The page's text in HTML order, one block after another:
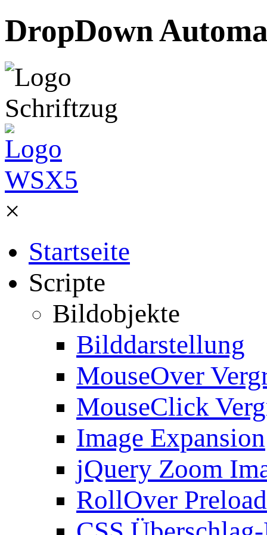
DropDown
×
Startseite
Scripte
Bildobjekte
Bilddarstellung
MouseOver
MouseClick
Image Expansion
jQuery Zoom
RollOver Preload